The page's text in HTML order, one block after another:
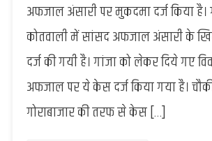
में
गांजा’
बयान
पर
सांसद
अफजाल अंसारी पर मुकदमा दर्ज किया
कोतवाली में सांसद अफजाल अंसारी के
दर्ज की गयी है। गांजा को लेकर दिये गए
अफजाल पर ये केस दर्ज किया गया है। चौकी
गोराबाजार की तरफ से केस […]